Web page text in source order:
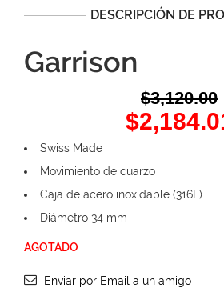
DESCRIPCIÓN DE
Garrison
$3,120.00
Original
was:
$
Swiss Made
Movimiento de cuarzo
Caja de acero inoxidable (316L)
Diámetro 34 mm
AGOTADO
Enviar por Email a un amigo